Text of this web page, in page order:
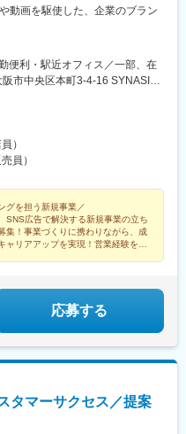
動画を駆使した、企業のブラン
便利・駅近オフィス／一部、在
市中央区本町3-4-16 SYNASIA
Metro「本町駅」より徒歩3分
）
員）
グを担う新規事業／
SNS広告で解決する新規事業の立ち
集！事業づくりに携わりながら、成
ャリアアップを実現！営業経験を活
応募する
タマーサクセス／提案